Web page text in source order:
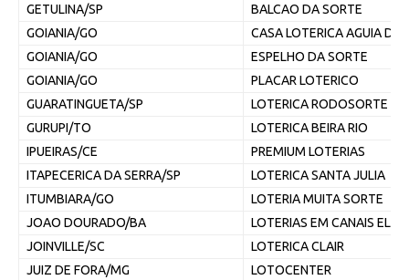
GETULINA/SP
BALCAO DA SORTE
GOIANIA/GO
CASA LOTERICA AGUIA DE
GOIANIA/GO
ESPELHO DA SORTE
GOIANIA/GO
PLACAR LOTERICO
GUARATINGUETA/SP
LOTERICA RODOSORTE
GURUPI/TO
LOTERICA BEIRA RIO
IPUEIRAS/CE
PREMIUM LOTERIAS
ITAPECERICA DA SERRA/SP
LOTERICA SANTA JULIA
ITUMBIARA/GO
LOTERIA MUITA SORTE
JOAO DOURADO/BA
LOTERIAS EM CANAIS
JOINVILLE/SC
LOTERICA CLAIR
JUIZ DE FORA/MG
LOTOCENTER